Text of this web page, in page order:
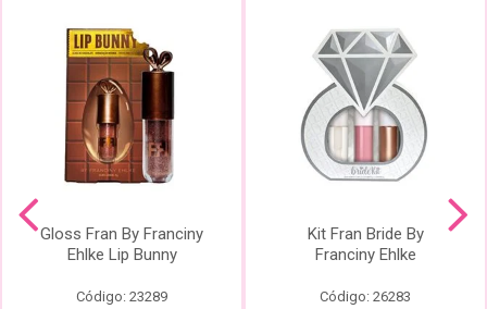
Gloss Fran By Franciny
Ehlke Lip Bunny
Código: 23289
Kit Fran Bride By
Franciny Ehlke
Código: 26283